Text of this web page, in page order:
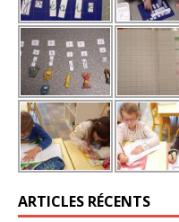
ARTICLES RÉCENTS